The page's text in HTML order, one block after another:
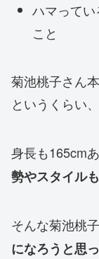
ハマって
こと
菊池桃子さん本
というくらい、
身長も165cm
勢やスタイル
そんな菊池桃子
になろうと思